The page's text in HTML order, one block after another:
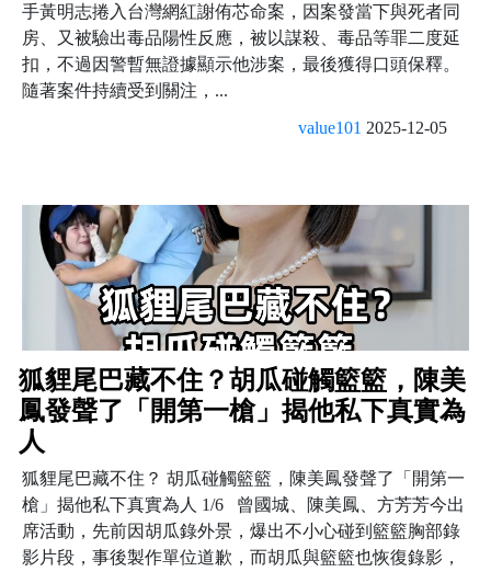
手黃明志捲入台灣網紅謝侑芯命案，因案發當下與死者同
房、又被驗出毒品陽性反應，被以謀殺、毒品等罪二度延
扣，不過因警暫無證據顯示他涉案，最後獲得口頭保釋。
隨著案件持續受到關注，...
value101 2025-12-05
狐貍尾巴藏不住？胡瓜碰觸籃籃，陳美
鳳發聲了「開第一槍」揭他私下真實為
人
狐貍尾巴藏不住？ 胡瓜碰觸籃籃，陳美鳳發聲了「開第一
槍」揭他私下真實為人 1/6 曾國城、陳美鳳、方芳芳今出
席活動，先前因胡瓜錄外景，爆出不小心碰到籃籃胸部錄
影片段，事後製作單位道歉，而胡瓜與籃籃也恢復錄影，